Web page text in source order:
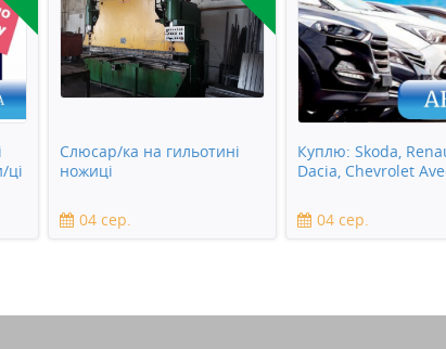
ці
Слюсар/ка на гильотині
ножиці
04 сер.
Куплю: Skoda,
Dacia, Chevrolet
04 сер.